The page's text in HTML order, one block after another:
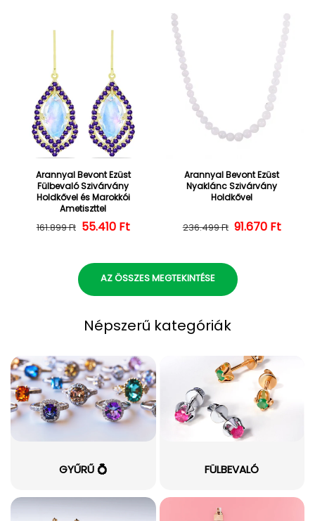
Arannyal Bevont Ezüst
Fülbevaló Szivárvány
Holdkővel és Marokkói
Ametiszttel
Normál ár
161.899 Ft Kedvezményes ár
55.410 Ft
Arannyal Bevont Ezüst
Nyaklánc Szivárvány
Holdkővel
Normál ár
236.499 Ft 91.670 Ft
AZ ÖSSZES MEGTEKINTÉSE
Népszerű kategóriák
GYŰRŰ 💍 FÜLBEVALÓ